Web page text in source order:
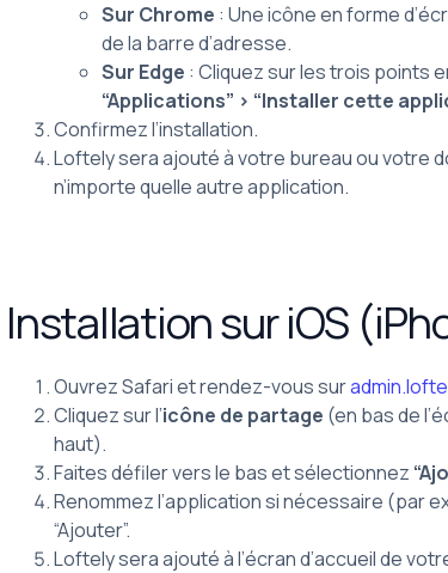
Sur Chrome : Une icône en forme
de la barre d’adresse.
Sur Edge : Cliquez sur les trois points
“Applications” > “Installer cette
Confirmez l’installation.
Loftely sera ajouté à votre bureau ou votre
n’importe quelle autre application.
Installation sur iOS
Ouvrez Safari et rendez-vous sur
Cliquez sur l’icône de partage (en bas de
haut).
Faites défiler vers le bas et sélectionnez
Renommez l’application si nécessaire (par
“Ajouter”.
Loftely sera ajouté à l’écran d’accueil de